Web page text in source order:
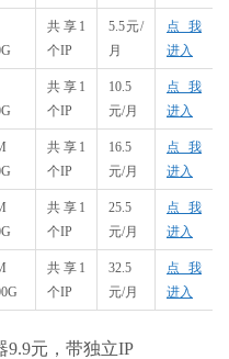
共享1
个IP
5.5元/
月
点我
进入
共享1
个IP
10.5
元/月
点我
进入
共享1
个IP
16.5
元/月
点我
进入
共享1
个IP
25.5
元/月
点我
进入
共享1
个IP
32.5
元/月
点我
进入
9.9元，带独立IP